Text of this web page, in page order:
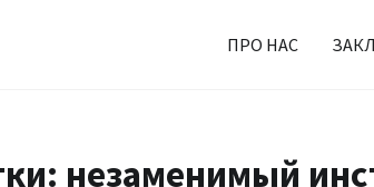
ПРО НАС
незаменимый